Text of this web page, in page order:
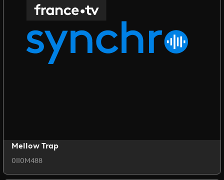
Mellow Trap
0II0M488